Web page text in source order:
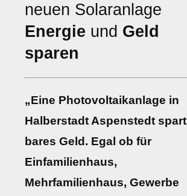
neuen Solaranlage
Energie und Geld
sparen
„Eine Photovoltaikanlage in
Halberstadt Aspenstedt spart
bares Geld. Egal ob für
Einfamilienhaus,
Mehrfamilienhaus, Gewerbe